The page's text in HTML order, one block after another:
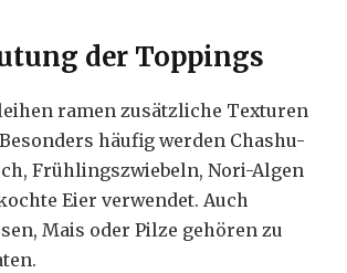
der Toppings
ramen zusätzliche Texturen
häufig werden Chashu-
Frühlingszwiebeln, Nori-Algen
Eier verwendet. Auch
Mais oder Pilze gehören zu